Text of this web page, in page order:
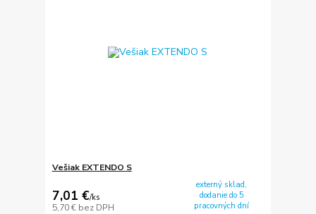
Vešiak EXTENDO S
7,01 €/ks
5,70 € bez DPH
externý sklad,
dodanie do 5
pracovných dní